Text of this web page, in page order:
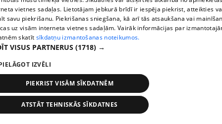
Melleņu zelta drudzis: kas nosaka iepirkuma
vietnes sadaļas. Lietotājam jebkurā brīdī ir iespēja piekrist, atteikties
savu piekrišanu. Piekrišanas sniegšana, kā arī tās atsaukšana vai
uz visām interneta vietnes sadaļām. Vairāk informācijas par
skatīt sīkdatņu izmantošanas noteikumos.
VISUS PARTNERUS (1718) →
IZVĒLI
PIEKRIST VISĀM SĪKDATNĒM
ATSTĀT TEHNISKĀS SĪKDATNES